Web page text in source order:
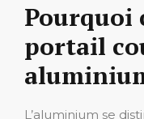
Pourquoi
portail
L’aluminium se